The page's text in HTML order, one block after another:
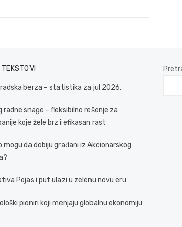
TEKSTOVI
berza – statistika za jul 2026.
radne snage – fleksibilno rešenje za
koje žele brz i efikasan rast
mogu da dobiju građani iz Akcionarskog
Pojas i put ulazi u zelenu novu eru
pioniri koji menjaju globalnu ekonomiju